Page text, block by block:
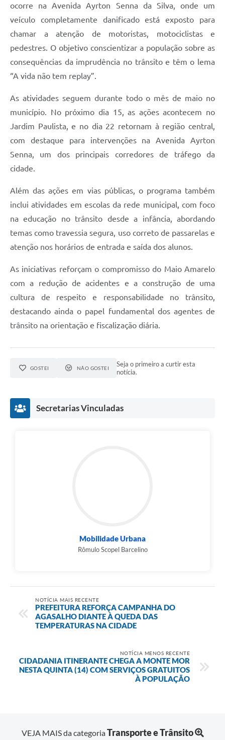
ocorre na Avenida Ayrton Senna da Silva, onde um
veículo completamente danificado está exposto para
chamar a atenção de motoristas, motociclistas e
pedestres. O objetivo conscientizar a população sobre as
consequências da imprudência no trânsito e têm o lema
“A vida não tem replay”.
As atividades seguem durante todo o mês de maio no
município. No próximo dia 15, as ações acontecem no
Jardim Paulista, e no dia 22 retornam à região central,
com destaque para intervenções na Avenida Ayrton
Senna, um dos principais corredores de tráfego da
cidade.
Além das ações em vias públicas, o programa também
inclui atividades em escolas da rede municipal, com foco
na educação no trânsito desde a infância, abordando
temas como travessia segura, uso correto de passarelas e
atenção nos horários de entrada e saída dos alunos.
As iniciativas reforçam o compromisso do Maio Amarelo
com a redução de acidentes e a construção de uma
cultura de respeito e responsabilidade no trânsito,
destacando ainda o papel fundamental dos agentes de
trânsito na orientação e fiscalização diária.
GOSTEI NÃO GOSTEI
Seja o primeiro a curtir esta
notícia.
Secretarias Vinculadas
Mobilidade Urbana
Rômulo Scopel Barcelino
NOTÍCIA MAIS RECENTE
PREFEITURA REFORÇA CAMPANHA DO
AGASALHO DIANTE À QUEDA DAS
TEMPERATURAS NA CIDADE
NOTÍCIA MENOS RECENTE
CIDADANIA ITINERANTE CHEGA A MONTE MOR
NESTA QUINTA (14) COM SERVIÇOS GRATUITOS
À POPULAÇÃO
VEJA MAIS da categoriaTransporte e Trânsito